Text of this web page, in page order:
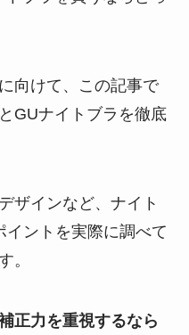
向けて、この記事で
GUナイトブラを徹底
ザインなど、ナイト
ントを実際に調べて
。
正力を重視するなら